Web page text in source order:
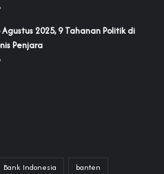
2025, 9 Tahanan Politik di
Penjara
Bank Indonesia banten